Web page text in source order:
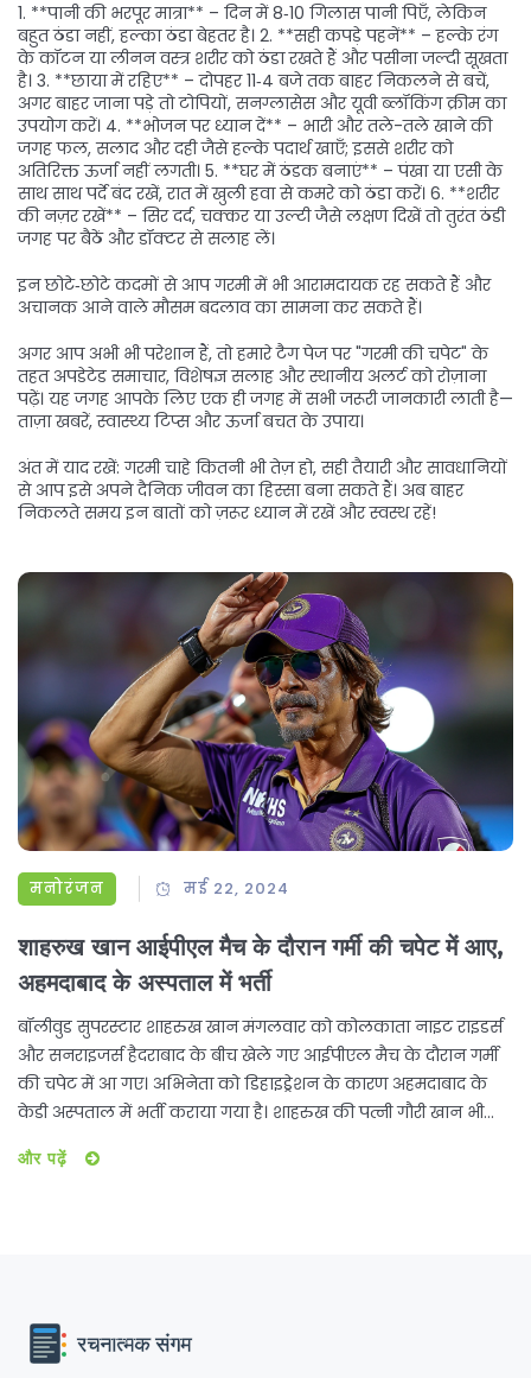
1. **पानी की भरपूर मात्रा** – दिन में 8‑10 गिलास पानी पिएँ, लेकिन
बहुत ठंडा नहीं, हल्का ठंडा बेहतर है। 2. **सही कपड़े पहनें** – हल्के रंग
के कॉटन या लीनन वस्त्र शरीर को ठंडा रखते हैं और पसीना जल्दी सूखता
है। 3. **छाया में रहिए** – दोपहर 11‑4 बजे तक बाहर निकलने से बचें,
अगर बाहर जाना पड़े तो टोपियों, सनग्लासेस और यूवी ब्लॉकिंग क्रीम का
उपयोग करें। 4. **भोजन पर ध्यान दें** – भारी और तले-तले खाने की
जगह फल, सलाद और दही जैसे हल्के पदार्थ खाएँ; इससे शरीर को
अतिरिक्त ऊर्जा नहीं लगती। 5. **घर में ठंडक बनाएं** – पंखा या एसी के
साथ साथ पर्दे बंद रखें, रात में खुली हवा से कमरे को ठंडा करें। 6. **शरीर
की नज़र रखें** – सिर दर्द, चक्कर या उल्टी जैसे लक्षण दिखें तो तुरंत ठंडी
जगह पर बैठें और डॉक्टर से सलाह लें।
इन छोटे‑छोटे कदमों से आप गरमी में भी आरामदायक रह सकते हैं और
अचानक आने वाले मौसम बदलाव का सामना कर सकते हैं।
अगर आप अभी भी परेशान हैं, तो हमारे टैग पेज पर "गरमी की चपेट" के
तहत अपडेटेड समाचार, विशेषज्ञ सलाह और स्थानीय अलर्ट को रोज़ाना
पढ़ें। यह जगह आपके लिए एक ही जगह में सभी जरूरी जानकारी लाती है—
ताज़ा खबरें, स्वास्थ्य टिप्स और ऊर्जा बचत के उपाय।
अंत में याद रखें: गरमी चाहे कितनी भी तेज़ हो, सही तैयारी और सावधानियों
से आप इसे अपने दैनिक जीवन का हिस्सा बना सकते हैं। अब बाहर
निकलते समय इन बातों को ज़रूर ध्यान में रखें और स्वस्थ रहें!
मनोरंजन मई 22, 2024
शाहरुख खान आईपीएल मैच के दौरान गर्मी की चपेट में आए,
अहमदाबाद के अस्पताल में भर्ती
बॉलीवुड सुपरस्टार शाहरुख खान मंगलवार को कोलकाता नाइट राइडर्स
और सनराइजर्स हैदराबाद के बीच खेले गए आईपीएल मैच के दौरान गर्मी
की चपेट में आ गए। अभिनेता को डिहाइड्रेशन के कारण अहमदाबाद के
केडी अस्पताल में भर्ती कराया गया है। शाहरुख की पत्नी गौरी खान भी
और पढ़ें